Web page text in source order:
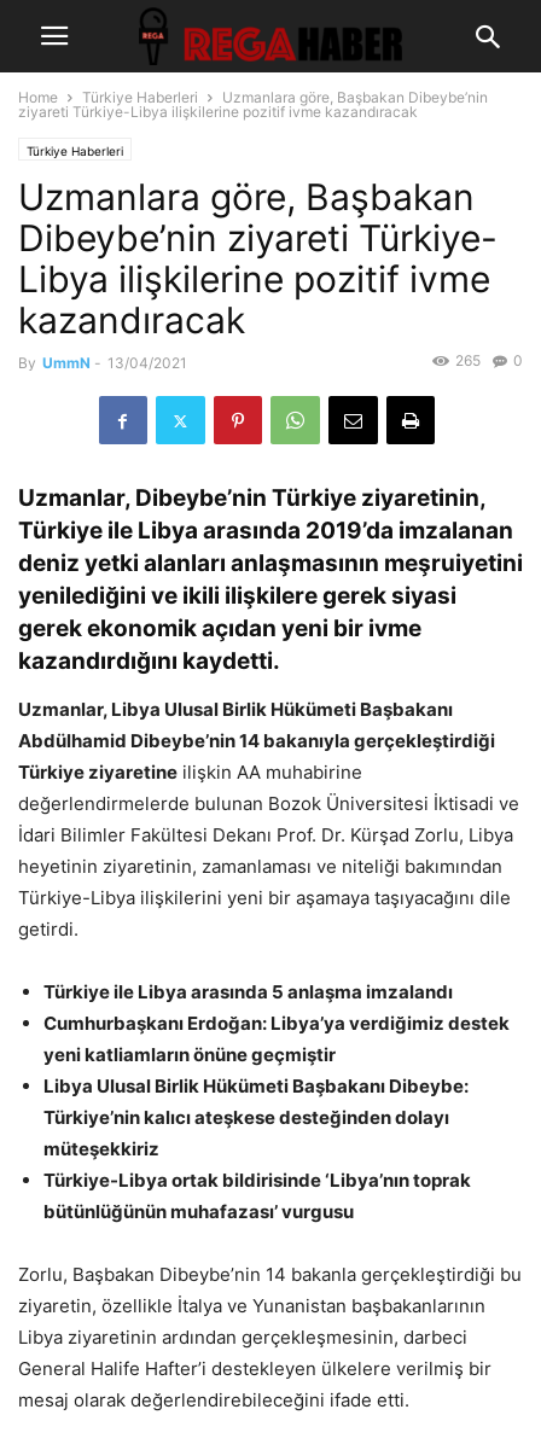
Home Türkiye Haberleri
Uzmanlara göre, Başbakan Dibeybe’nin
ziyareti Türkiye-Libya ilişkilerine pozitif ivme kazandıracak
Türkiye Haberleri
Uzmanlara göre, Başbakan
Dibeybe’nin ziyareti Türkiye-
Libya ilişkilerine pozitif ivme
kazandıracak
By UmmN - 13/04/2021 0
265
Uzmanlar, Dibeybe’nin Türkiye ziyaretinin,
Türkiye ile Libya arasında 2019’da imzalanan
deniz yetki alanları anlaşmasının meşruiyetini
yenilediğini ve ikili ilişkilere gerek siyasi
gerek ekonomik açıdan yeni bir ivme
kazandırdığını kaydetti.
Uzmanlar, Libya Ulusal Birlik Hükümeti Başbakanı
Abdülhamid Dibeybe’nin 14 bakanıyla gerçekleştirdiği
Türkiye ziyaretine ilişkin AA muhabirine
değerlendirmelerde bulunan Bozok Üniversitesi İktisadi ve
İdari Bilimler Fakültesi Dekanı Prof. Dr. Kürşad Zorlu, Libya
heyetinin ziyaretinin, zamanlaması ve niteliği bakımından
Türkiye-Libya ilişkilerini yeni bir aşamaya taşıyacağını dile
getirdi.
Türkiye ile Libya arasında 5 anlaşma imzalandı
Cumhurbaşkanı Erdoğan: Libya’ya verdiğimiz destek
yeni katliamların önüne geçmiştir
Libya Ulusal Birlik Hükümeti Başbakanı Dibeybe:
Türkiye’nin kalıcı ateşkese desteğinden dolayı
müteşekkiriz
Türkiye-Libya ortak bildirisinde ‘Libya’nın toprak
bütünlüğünün muhafazası’ vurgusu
Zorlu, Başbakan Dibeybe’nin 14 bakanla gerçekleştirdiği bu
ziyaretin, özellikle İtalya ve Yunanistan başbakanlarının
Libya ziyaretinin ardından gerçekleşmesinin, darbeci
General Halife Hafter’i destekleyen ülkelere verilmiş bir
mesaj olarak değerlendirebileceğini ifade etti.